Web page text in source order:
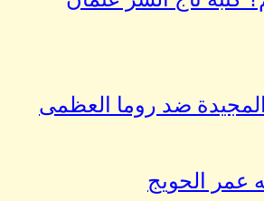
المجيدة ضد روما العظمى